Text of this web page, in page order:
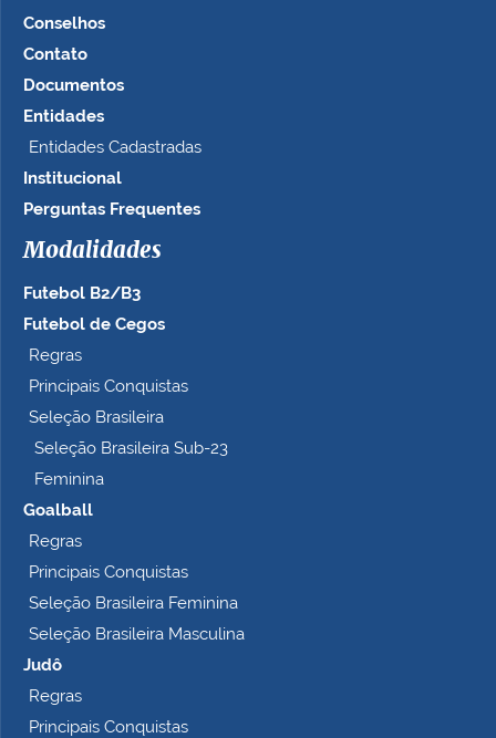
Conselhos
Contato
Documentos
Entidades
Entidades Cadastradas
Institucional
Perguntas Frequentes
Modalidades
Futebol B2/B3
Futebol de Cegos
Regras
Principais Conquistas
Seleção Brasileira
Seleção Brasileira Sub-23
Feminina
Goalball
Regras
Principais Conquistas
Seleção Brasileira Feminina
Seleção Brasileira Masculina
Judô
Regras
Principais Conquistas